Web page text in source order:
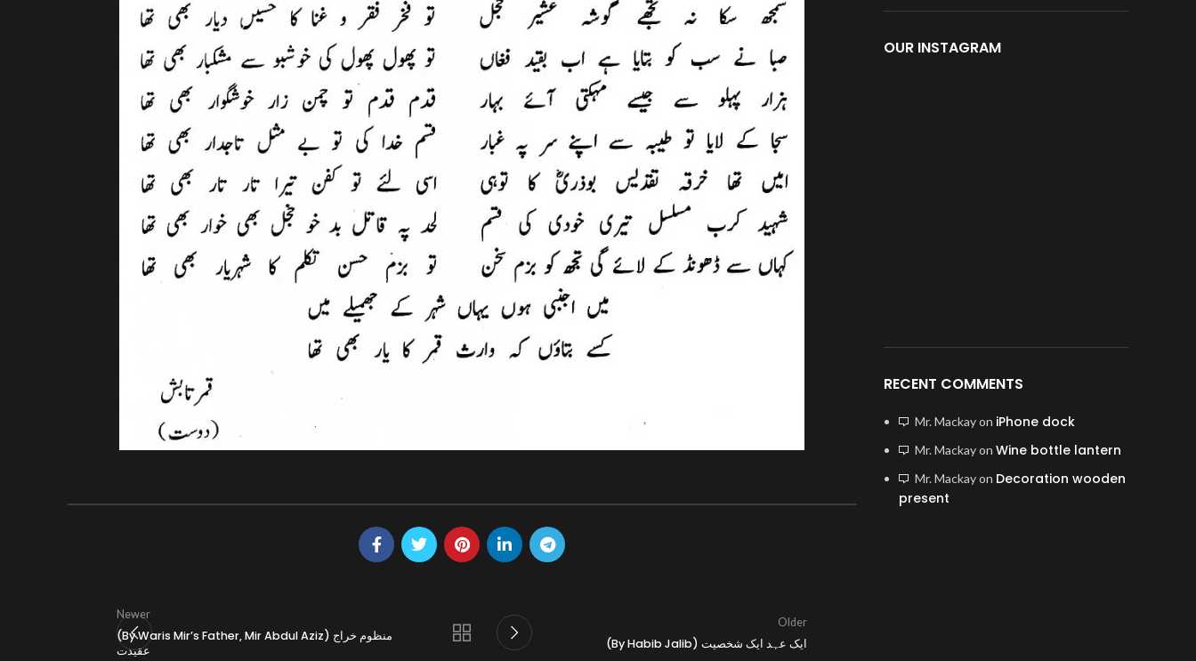
Newer
(By Waris Mir’s Father, Mir Abdul Aziz) منظوم خراج
عقیدت
Older
(By Habib Jalib) ایک عہد ایک شخصیت
OUR INSTAGRAM
RECENT COMMENTS
Mr. Mackayon iPhone dock
Mr. Mackayon Wine bottle lantern
Mr. Mackayon Decoration wooden
present